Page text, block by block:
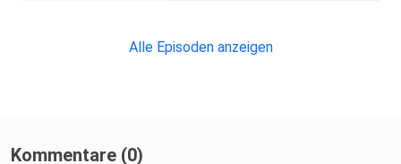
Alle Episoden anzeigen
Kommentare (0)